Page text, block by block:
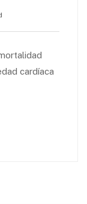
cardíaca